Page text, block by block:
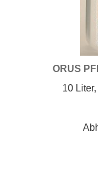
ORUS
10